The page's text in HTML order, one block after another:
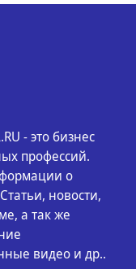
- это бизнес
профессий.
о
новости,
а так же
видео и др..